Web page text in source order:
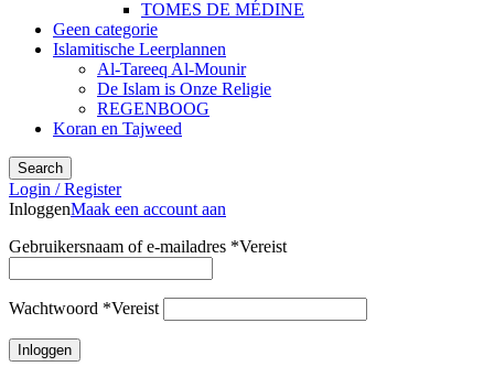
TOMES DE MÉDINE
Geen categorie
Islamitische Leerplannen
Al-Tareeq Al-Mounir
De Islam is Onze Religie
REGENBOOG
Koran en Tajweed
Search
Login / Register
InloggenMaak een account aan
Gebruikersnaam of e-mailadres *Vereist
Wachtwoord *Vereist
Inloggen